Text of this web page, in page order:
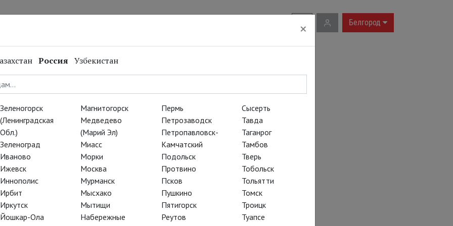
Белгород
увидят
подопечным
фонда
«Горизонт» 4 марта 45
театра на большом
, которая подготовила
×
Россия Узбекистан
Зеленогорск
(Ленинградская
Обл.)
Зеленоград
Иваново
Ижевск
Иннополис
Ирбит
Иркутск
Йошкар-Ола
Магнитогорск
Медведево
(Марий Эл)
Миасс
Морки
Москва
Мурманск
Мысхако
Мытищи
Набережные
Пермь
Петрозаводск
Петропавловск-
Камчатский
Подольск
Протвино
Псков
Пушкино
Пятигорск
Реутов
Сысерть
Тавда
Таганрог
Тамбов
Тверь
Тобольск
Тольятти
Томск
Троицк
Туапсе